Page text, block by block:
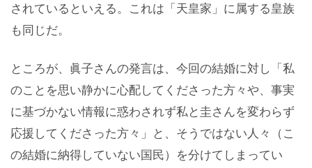
されているといえる。これは「天皇家」に属する皇族
も同じだ。
ところが、眞子さんの発言は、今回の結婚に対し「私
のことを思い静かに心配してくださった方々や、事実
に基づかない情報に惑わされず私と圭さんを変わらず
応援してくださった方々」と、そうではない人々（こ
の結婚に納得していない国民）を分けてしまってい